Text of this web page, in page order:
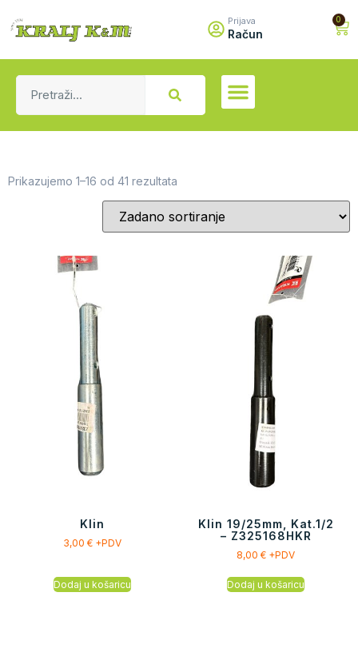
Prijava
Račun
0
Prikazujemo 1–16 od 41 rezultata
Klin
3,00 €+PDV
Dodaj u košaricu
Klin 19/25mm, Kat.1/2
– Z325168HKR
8,00€ +PDV
Dodaj u košaricu